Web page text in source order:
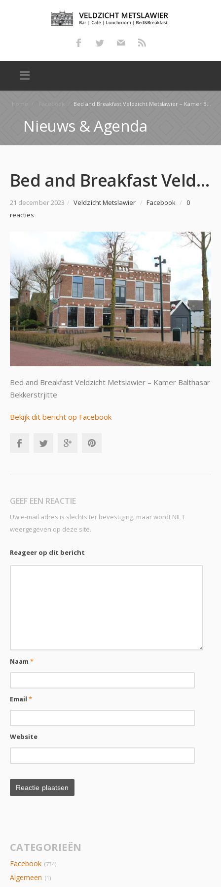
Home Facebook Bed and Breakfast Veldzicht Metslawier – Kamer Balthasar Bekkerstrjitte
Nieuws & Agenda
Bed and Breakfast Veldzicht Metslawier – Kamer Balthasar Bekkerstrjitte
21 december 2023 / Veldzicht Metslawier / Facebook / 0
reacties
Bed and Breakfast Veldzicht Metslawier – Kamer Balthasar
Bekkerstrjitte
Bekijk dit bericht op Facebook
GEEF EEN REACTIE
Uw e-mail adres is slechts ter bevestiging, maar wordt NIET
weergegeven op deze site.
Reageer op dit bericht
Naam*
Email*
Website
CATEGORIEËN
Facebook (734)
Algemeen (1)